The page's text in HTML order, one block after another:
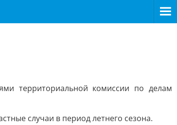
территориальной комиссии по делам
случаи в период летнего сезона.